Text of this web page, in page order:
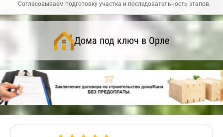
Согласовываем подготовку участка и последовательность этапов.
Дома под ключ в Орле